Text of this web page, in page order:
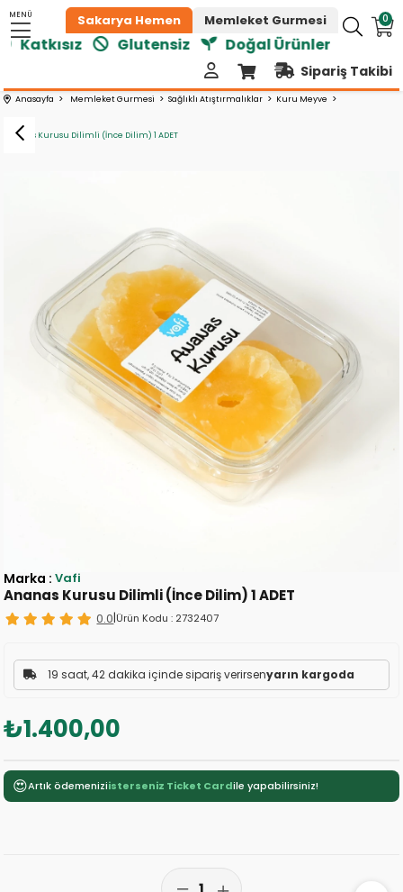
0
MENÜ Sakarya Hemen Memleket Gurmesi
Katkısız Glutensiz Doğal Ürünler
Sipariş Takibi
Anasayfa Memleket Gurmesi Sağlıklı Atıştırmalıklar Kuru Meyve
Ananas Kurusu Dilimli (İnce Dilim) 1 ADET
Ananas Kurusu Dilimli (İnce Dilim) 1 ADET
0.0|Ürün Kodu : 2732407
19 saat, 42 dakika içinde sipariş verirsenyarın kargoda
₺1.400,00
Marka : Vafi
😍Artık ödemeniziisterseniz Ticket Cardile yapabilirsiniz!